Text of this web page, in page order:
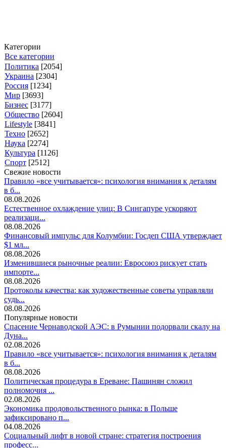
Категории
Все категории
Политика [2054]
Украина [2304]
Россия [1234]
Мир [3693]
Бизнес [3177]
Общество [2604]
Lifestyle [3841]
Техно [2652]
Наука [2274]
Культура [1126]
Спорт [2512]
Свежие новости
Правило «все учитывается»: психология внимания к деталям
в б...
08.08.2026
Естественное охлаждение улиц: В Сингапуре ускоряют
реализаци...
08.08.2026
Финансовый импульс для Колумбии: Госдеп США утверждает
$1 мл...
08.08.2026
Изменившиеся рыночные реалии: Евросоюз рискует стать
импорте...
08.08.2026
Протоколы качества: как художественные советы управляли
судь...
08.08.2026
Популярные новости
Спасение Чернаводской АЭС: в Румынии подорвали скалу на
Дуна...
02.08.2026
Правило «все учитывается»: психология внимания к деталям
в б...
08.08.2026
Политическая процедура в Ереване: Пашинян сложил
полномочия ...
02.08.2026
Экономика продовольственного рынка: в Польше
зафиксировано п...
04.08.2026
Социальный лифт в новой стране: стратегия построения
професс...